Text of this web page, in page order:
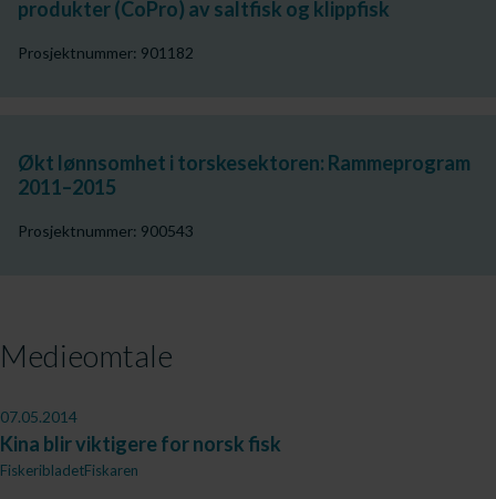
produkter (CoPro) av saltfisk og klippfisk
Prosjektnummer: 901182
Økt lønnsomhet i torskesektoren: Rammeprogram
2011–2015
Prosjektnummer: 900543
Medieomtale
07.05.2014
Kina blir viktigere for norsk fisk
FiskeribladetFiskaren